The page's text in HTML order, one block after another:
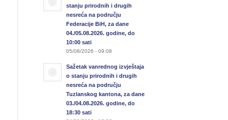
stanju prirodnih i drugih
nesreća na području
Federacije BiH, za dane
04./05.08.2026. godine, do
10:00 sati
05/08/2026 - 09:08
Sažetak vanrednog izvještaja
o stanju prirodnih i drugih
nesreća na području
Tuzlanskog kantona, za dane
03./04.08.2026. godine, do
18:30 sati